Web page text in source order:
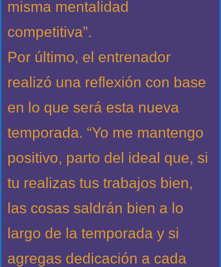
misma mentalidad
competitiva”.
Por último, el entrenador
realizó una reflexión con base
en lo que será esta nueva
temporada. “Yo me mantengo
positivo, parto del ideal que, si
tu realizas tus trabajos bien,
las cosas saldrán bien a lo
largo de la temporada y si
agregas dedicación a cada